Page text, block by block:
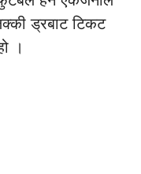
ड्रबाट टिकट
।